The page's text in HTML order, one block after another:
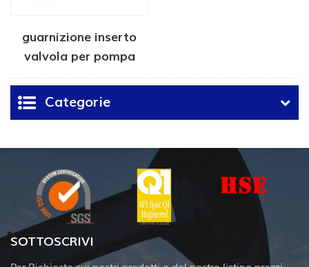
guarnizione inserto
valvola per pompa
frac
Categorie
SOTTOSCRIVI